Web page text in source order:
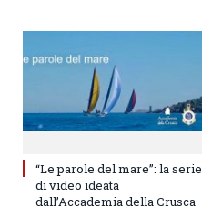
“Le parole del mare”: la serie
di video ideata
dall’Accademia della Crusca